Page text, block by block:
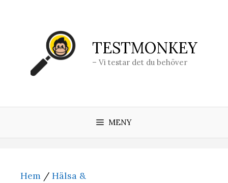
TESTMONKEY
– Vi testar det du behöver
MENY
Hem / Hälsa &